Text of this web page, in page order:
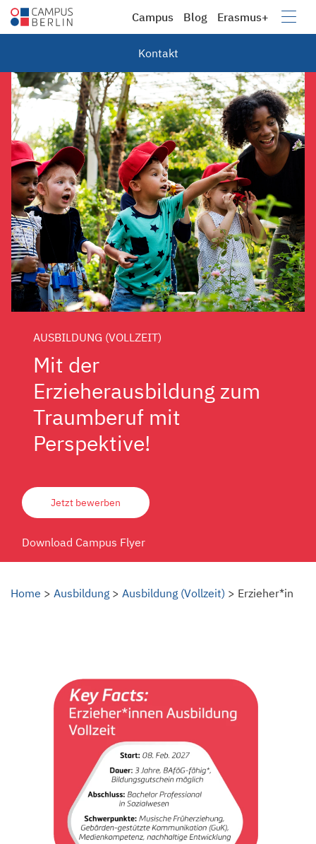
Campus
Berufsbildung e.V.
Campus Blog Erasmus+
Kontakt
AUSBILDUNG (VOLLZEIT)
Mit der
Erzieherausbildung zum
Traumberuf mit
Perspektive!
Jetzt bewerben
Download Campus Flyer
Home > Ausbildung > Ausbildung (Vollzeit) > Erzieher*in